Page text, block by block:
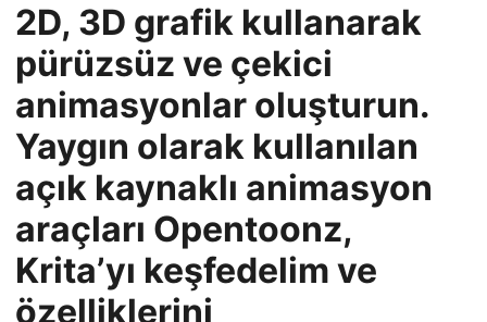
i
n
2D, 3D grafik kullanarak
pürüzsüz ve çekici
animasyonlar oluşturun.
Yaygın olarak kullanılan
açık kaynaklı animasyon
araçları Opentoonz,
Krita’yı keşfedelim ve
özelliklerini